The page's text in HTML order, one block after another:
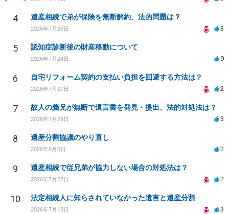
4 遺産相続で弟が保険を無断解約、法的問題は？
2026年7月26日 3
5 認知症診断後の財産移動について
2026年7月24日 9
6 自宅リフォーム契約の支払い負担を回避する方法は？
2026年7月27日 2
7 故人の義兄が無断で遺言書を発見・提出、法的対処法は？
2026年7月29日 3
8 遺産分割協議のやり直し
2026年8月5日 2
9 遺産相続で従兄弟が協力しない場合の対処法は？
2026年7月22日 2
10 法定相続人に知らされていなかった遺言と遺産分割
2026年7月18日 3